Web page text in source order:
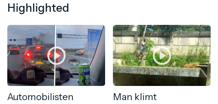
Highlighted
Automobilisten
Man klimt